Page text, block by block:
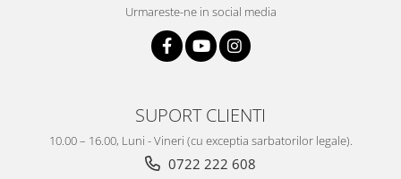
Urmareste-ne in social media
SUPORT CLIENTI
10.00 – 16.00, Luni - Vineri (cu exceptia sarbatorilor legale).
0722 222 608